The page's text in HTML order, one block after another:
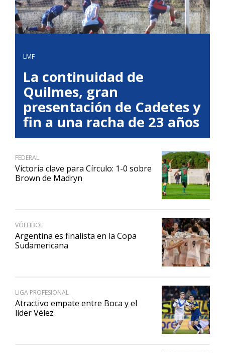
LMF
La continuidad de
Quilmes, gran
presentación de Cadetes y
fin a una racha de 23 años
FEDERAL
Victoria clave para Círculo: 1-0 sobre
Brown de Madryn
VÓLEIBOL
Argentina es finalista en la Copa
Sudamericana
LIGA PROFESIONAL
Atractivo empate entre Boca y el
líder Vélez